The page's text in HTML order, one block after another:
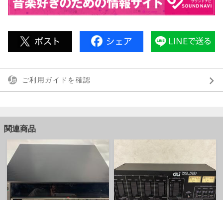
ご利用ガイドを確認
関連商品